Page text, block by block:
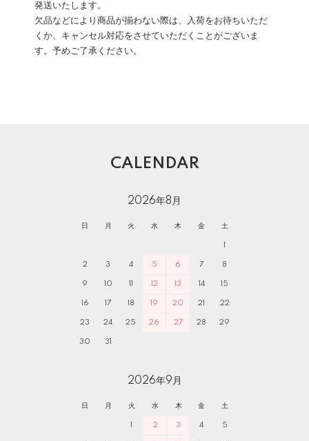
発送いたします。
欠品などにより商品が揃わない際は、入荷をお待ちいただ
くか、キャンセル対応をさせていただくことがございま
す。予めご了承ください。
CALENDAR
2026年8月
日 月 火 水 木 金 土
1
2 3 4 5 6 7 8
9 10 11 12 13 14 15
16 17 18 19 20 21 22
23 24 25 26 27 28 29
30 31
2026年9月
日 月 火 水 木 金 土
1 2 3 4 5